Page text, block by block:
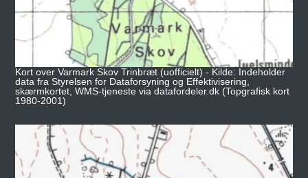
Kort over Varmark Skov Trinbræt (uofficielt) - Kilde: Indeholder
data fra Styrelsen for Dataforsyning og Effektivisering,
skærmkortet, WMS-tjeneste via datafordeler.dk (Topgrafisk kort
1980-2001)